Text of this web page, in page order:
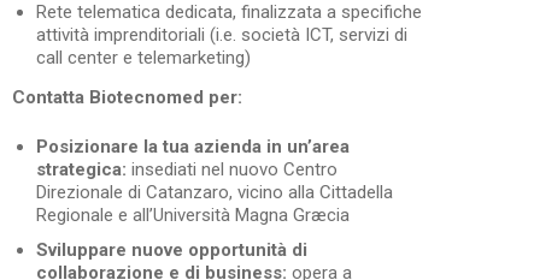
Rete telematica dedicata, finalizzata a specifiche
attività imprenditoriali (i.e. società ICT, servizi di
call center e telemarketing)
Contatta Biotecnomed per:
Posizionare la tua azienda in un’area
strategica: insediati nel nuovo Centro
Direzionale di Catanzaro, vicino alla Cittadella
Regionale e all’Università Magna Græcia
Sviluppare nuove opportunità di
collaborazione e di business: opera a